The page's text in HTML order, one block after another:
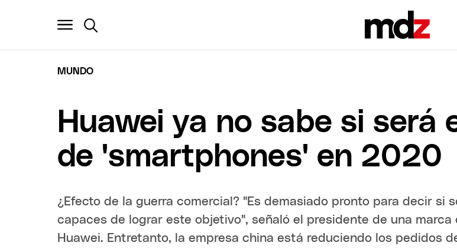
MUNDO
Huawei ya no sabe si será
de 'smartphones' en 2020
¿Efecto de la guerra comercial? "Es demasiado pronto para decir si
capaces de lograr este objetivo", señaló el presidente de una marca
Huawei. Entretanto, la empresa china está reduciendo los pedidos